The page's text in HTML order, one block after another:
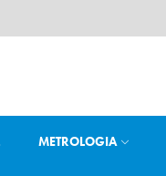
METROLOGIA